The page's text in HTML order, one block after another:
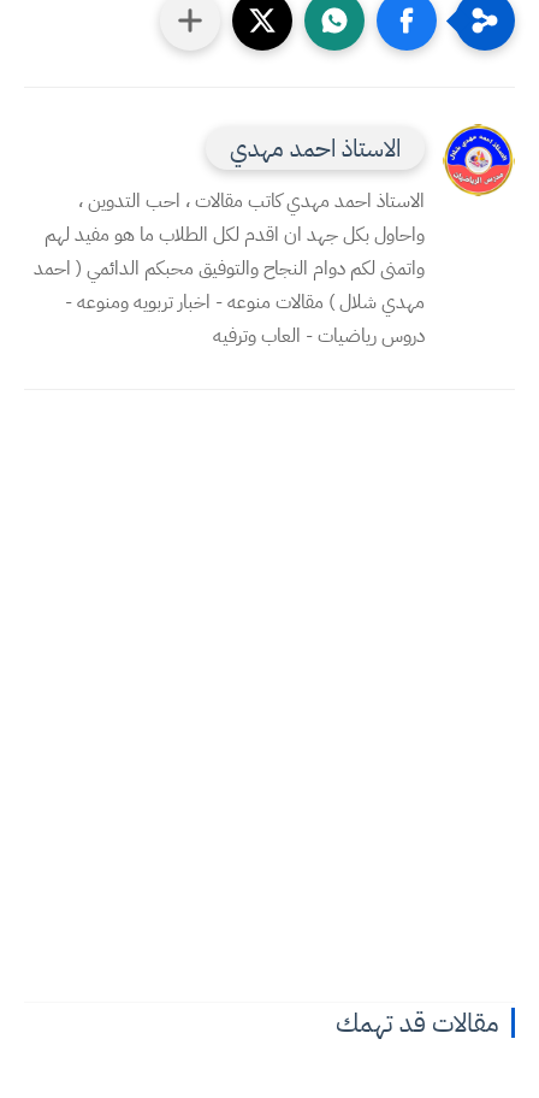
الاستاذ احمد مهدي
الاستاذ احمد مهدي كاتب مقالات ، احب التدوين ،
واحاول بكل جهد ان اقدم لكل الطلاب ما هو مفيد لهم
واتمنى لكم دوام النجاح والتوفيق محبكم الدائمي ( احمد
مهدي شلال ) مقالات منوعه - اخبار تربويه ومنوعه -
دروس رياضيات - العاب وترفيه
مقالات قد تهمك